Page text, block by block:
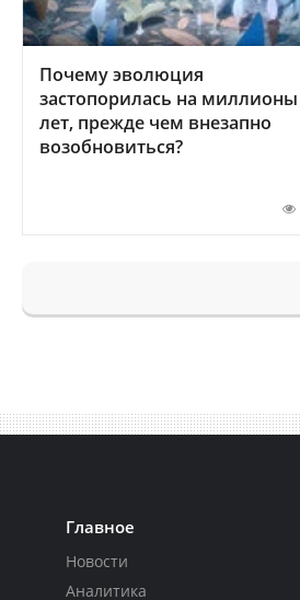
Почему эволюция
застопорилась на миллионы
лет, прежде чем внезапно
возобновиться?
Главное
Новости
Аналитика